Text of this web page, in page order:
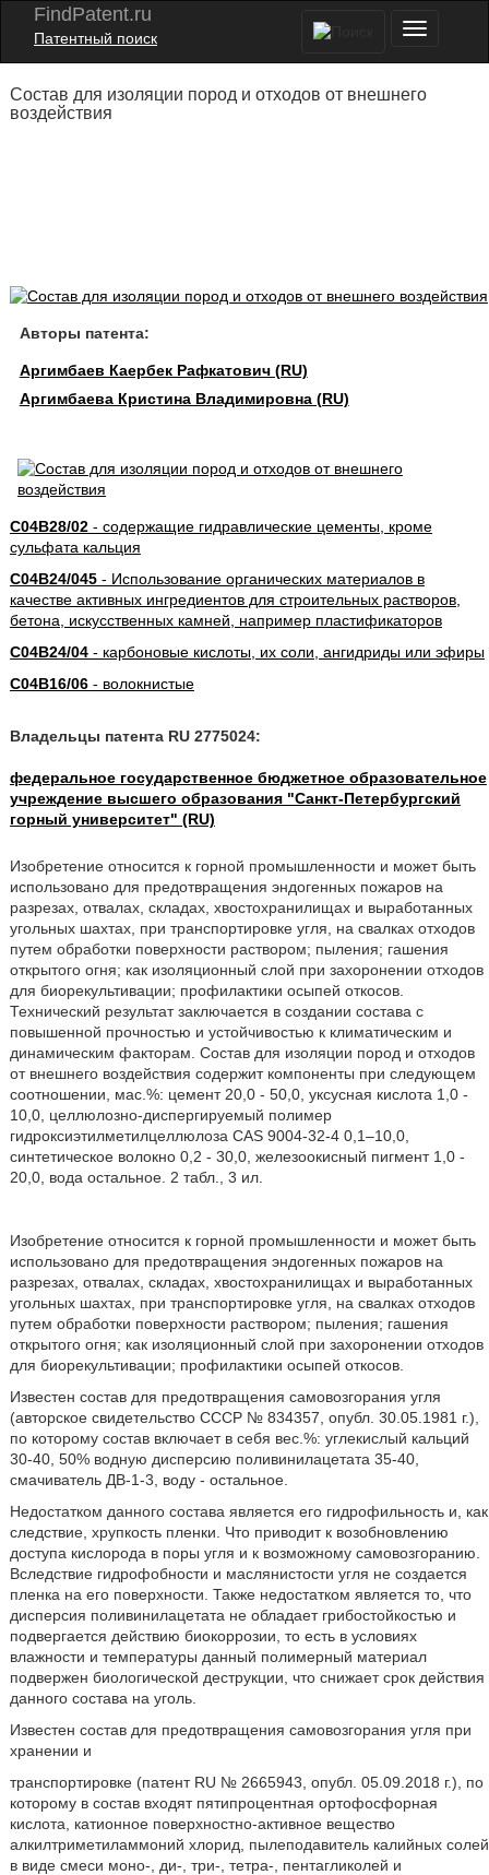
FindPatent.ru
Патентный поиск
Состав для изоляции пород и отходов от внешнего
воздействия
Авторы патента:
Аргимбаев Каербек Рафкатович (RU)
Аргимбаева Кристина Владимировна (RU)
C04B28/02- содержащие гидравлические цементы, кроме
сульфата кальция
C04B24/045- Использование органических материалов в
качестве активных ингредиентов для строительных растворов,
бетона, искусственных камней, например пластификаторов
C04B24/04- карбоновые кислоты, их соли, ангидриды или эфиры
C04B16/06- волокнистые
Владельцы патента RU 2775024:
федеральное государственное бюджетное образовательное
учреждение высшего образования "Санкт-Петербургский
горный университет" (RU)
Изобретение относится к горной промышленности и может быть
использовано для предотвращения эндогенных пожаров на
разрезах, отвалах, складах, хвостохранилищах и выработанных
угольных шахтах, при транспортировке угля, на свалках отходов
путем обработки поверхности раствором; пыления; гашения
открытого огня; как изоляционный слой при захоронении отходов
для биорекультивации; профилактики осыпей откосов.
Технический результат заключается в создании состава с
повышенной прочностью и устойчивостью к климатическим и
динамическим факторам. Состав для изоляции пород и отходов
от внешнего воздействия содержит компоненты при следующем
соотношении, мас.%: цемент 20,0 - 50,0, уксусная кислота 1,0 -
10,0, целлюлозно-диспергируемый полимер
гидроксиэтилметилцеллюлоза CAS 9004-32-4 0,1–10,0,
синтетическое волокно 0,2 - 30,0, железоокисный пигмент 1,0 -
20,0, вода остальное. 2 табл., 3 ил.
Изобретение относится к горной промышленности и может быть
использовано для предотвращения эндогенных пожаров на
разрезах, отвалах, складах, хвостохранилищах и выработанных
угольных шахтах, при транспортировке угля, на свалках отходов
путем обработки поверхности раствором; пыления; гашения
открытого огня; как изоляционный слой при захоронении отходов
для биорекультивации; профилактики осыпей откосов.
Известен состав для предотвращения самовозгорания угля
(авторское свидетельство СССР № 834357, опубл. 30.05.1981 г.),
по которому состав включает в себя вес.%: углекислый кальций
30-40, 50% водную дисперсию поливинилацетата 35-40,
смачиватель ДВ-1-3, воду - остальное.
Недостатком данного состава является его гидрофильность и, как
следствие, хрупкость пленки. Что приводит к возобновлению
доступа кислорода в поры угля и к возможному самовозгоранию.
Вследствие гидрофобности и маслянистости угля не создается
пленка на его поверхности. Также недостатком является то, что
дисперсия поливинилацетата не обладает грибостойкостью и
подвергается действию биокоррозии, то есть в условиях
влажности и температуры данный полимерный материал
подвержен биологической деструкции, что снижает срок действия
данного состава на уголь.
Известен состав для предотвращения самовозгорания угля при
хранении и
транспортировке (патент RU № 2665943, опубл. 05.09.2018 г.), по
которому в состав входят пятипроцентная ортофосфорная
кислота, катионное поверхностно-активное вещество
алкилтриметиламмоний хлорид, пылеподавитель калийных солей
в виде смеси моно-, ди-, три-, тетра-, пентагликолей и